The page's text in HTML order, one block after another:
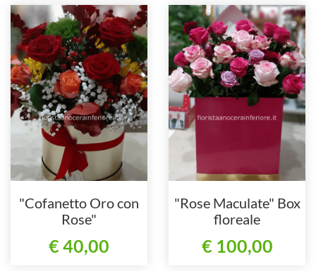
"Cofanetto Oro con
Rose"
€ 40,00
"Rose Maculate" Box
floreale
€ 100,00